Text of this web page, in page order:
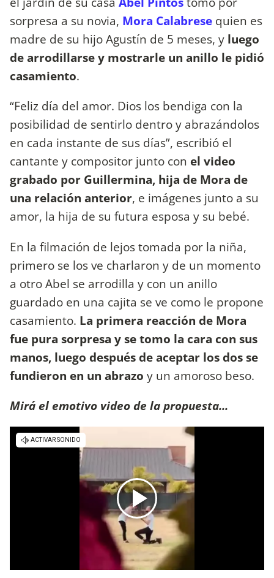
sorpresa a su novia, Mora Calabrese quien es
madre de su hijo Agustín de 5 meses, y luego
de arrodillarse y mostrarle un anillo le pidió
casamiento.
“Feliz día del amor. Dios los bendiga con la
posibilidad de sentirlo dentro y abrazándolos
en cada instante de sus días”, escribió el
cantante y compositor junto con el video
grabado por Guillermina, hija de Mora de
una relación anterior, e imágenes junto a su
amor, la hija de su futura esposa y su bebé.
En la filmación de lejos tomada por la niña,
primero se los ve charlaron y de un momento
a otro Abel se arrodilla y con un anillo
guardado en una cajita se ve como le propone
casamiento. La primera reacción de Mora
fue pura sorpresa y se tomo la cara con sus
manos, luego después de aceptar los dos se
fundieron en un abrazo y un amoroso beso.
Mirá el emotivo video de la propuesta...